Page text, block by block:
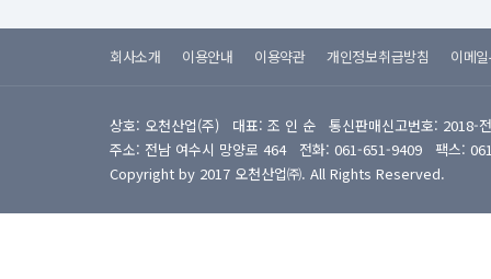
회사소개 이용안내 이용약관 개인정보취급방침 이메
상호: 오천산업(주) 대표: 조 인 순 통신판매신고번호: 2018-
주소: 전남 여수시 망양로 464 전화: 061-651-9409 팩스:
Copyright by 2017 오천산업㈜. All Rights Reserved.